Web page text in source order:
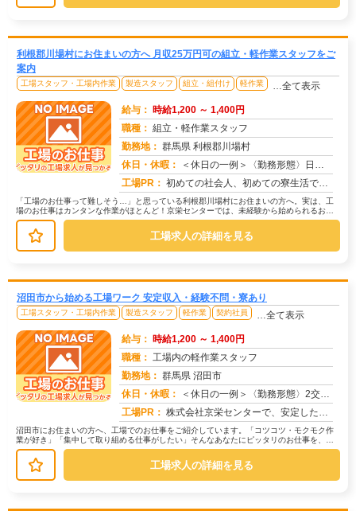
利根郡川場村にお住まいの方へ 月収25万円可の組立・軽作業スタッフをご
案内
工場スタッフ・工場内作業 製造スタッフ 組立・組付け 軽作業 …全て表示
給与： 時給1,200 ～ 1,400円
職種： 組立・軽作業スタッフ
勤務地： 群馬県 利根郡川場村
休日・休暇：
＜休日の一例＞〈勤務形態〉日勤〈休日〉土日★ＧＷ・夏季・冬季・年末年始休暇あり★有給休暇あり※配属先により休日・勤...
工場PR： 初めての社会人、初めての寮生活でも安心！☆家具付き寮で初期費用0円！テレビ、エアコン、冷蔵庫など生活に必要な家電が...
「工場のお仕事って難しそう…」と思っている利根郡川場村にお住まいの方へ。実は、工
場のお仕事はカンタンな作業がほとんど！京栄センターでは、未経験から始められるお仕
事を多数ご紹介しています。たとえば...
工場求人の詳細を見る
沼田市から始める工場ワーク 安定収入・経験不問・寮あり
工場スタッフ・工場内作業 製造スタッフ 軽作業 契約社員 …全て表示
給与： 時給1,200 ～ 1,400円
職種： 工場内の軽作業スタッフ
勤務地： 群馬県 沼田市
休日・休暇：
＜休日の一例＞〈勤務形態〉2交替〈休日〉土日★ＧＷ・夏季・冬季・年末年始休暇あり★有給休暇あり※配属先により休日・...
工場PR： 株式会社京栄センターで、安定した暮らしを手に入れませんか？☆家具付き寮がすぐに利用可能！→ 敷金・礼金・鍵交換代も...
沼田市にお住まいの方へ、工場でのお仕事をご紹介しています。「コツコツ・モクモク作
業が好き」「集中して取り組める仕事がしたい」そんなあなたにピッタリのお仕事を、京
栄センターがご紹介します。☆たとえ...
工場求人の詳細を見る